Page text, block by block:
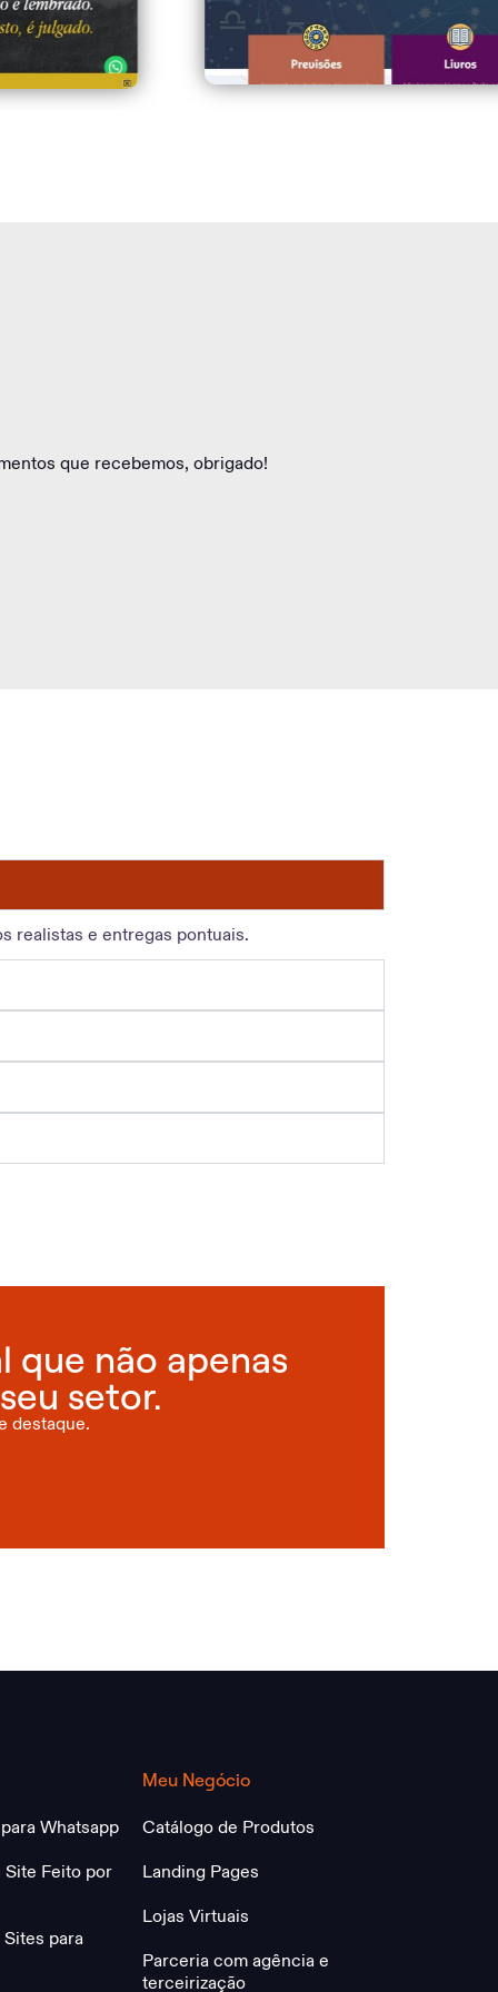
que recebemos, obrigado!
realistas e entregas pontuais.
que não apenas
setor.
destaque.
Whatsapp
Site Feito por
para
Meu Negócio
Catálogo de Produtos
Landing Pages
Lojas Virtuais
Parceria com agência e
terceirização